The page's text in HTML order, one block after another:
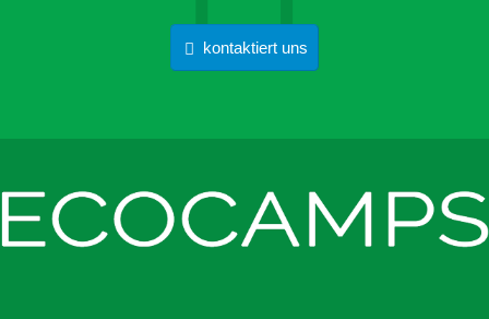
kontaktiert uns